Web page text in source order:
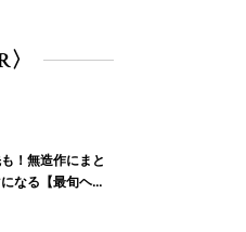
！無造作にまと
なる【最旬ヘア